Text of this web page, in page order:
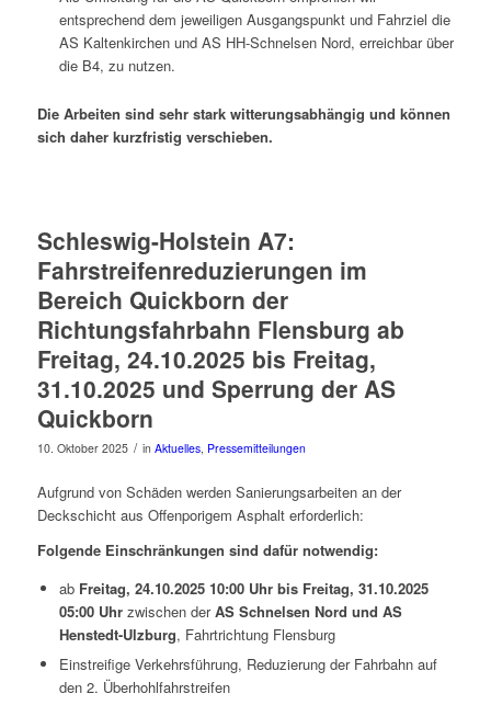
entsprechend dem jeweiligen Ausgangspunkt und Fahrziel die
AS Kaltenkirchen und AS HH-Schnelsen Nord, erreichbar über
die B4, zu nutzen.
Die Arbeiten sind sehr stark witterungsabhängig und können
sich daher kurzfristig verschieben.
Schleswig-Holstein A7:
Fahrstreifenreduzierungen im
Bereich Quickborn der
Richtungsfahrbahn Flensburg ab
Freitag, 24.10.2025 bis Freitag,
31.10.2025 und Sperrung der AS
Quickborn
10. Oktober 2025 / in Aktuelles, Pressemitteilungen
Aufgrund von Schäden werden Sanierungsarbeiten an der
Deckschicht aus Offenporigem Asphalt erforderlich:
Folgende Einschränkungen sind dafür notwendig:
ab Freitag, 24.10.2025 10:00 Uhr bis Freitag, 31.10.2025
05:00 Uhrzwischen derAS Schnelsen Nord und AS
Henstedt-Ulzburg, Fahrtrichtung Flensburg
Einstreifige Verkehrsführung, Reduzierung der Fahrbahn auf
den 2. Überhohlfahrstreifen